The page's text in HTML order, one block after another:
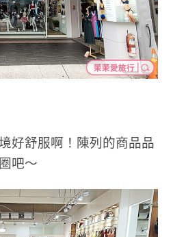
好舒服啊！陳列的商品品
吧～